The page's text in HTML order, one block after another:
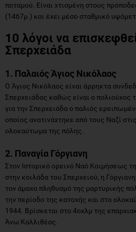
ποταμού. Είναι χτισμένη στους
(1467μ.) και έχει μέσο σταθμικό
10 λόγοι να
Σπερχειάδα
1. Παλαιός Άγιος Νικόλαος
Ο Άγιος Νικόλαος είναι άρρηκτα
Σπερχειάδας καθώς είναι ο πολιούχος
για την Σπερχειάδα ο παλιός
οποίος ανατινάχτηκε από τους Ναζί
ολοκαύτωμα της πόλης.
2. Παναγία Γόργιανη
Στον Ιστορικό ορεινό Ναό Κοιμήσεως
στην κοιλάδα του Σπερχειού, η
τον άμαχο πληθυσμό της μαρτυρικής
την περίοδο της κατοχής και στο
1944. Βρίσκεται στο 4οχλμ της
Άνω Καλλιθέας.